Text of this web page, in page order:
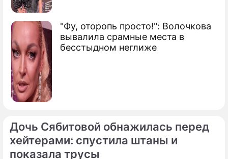
"Фу, оторопь просто!": Волочкова
вывалила срамные места в
бесстыдном неглиже
Дочь Сябитовой обнажилась перед
хейтерами: спустила штаны и
показала трусы